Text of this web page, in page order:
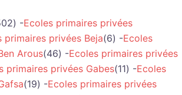
-Ecoles primaires privées
primaires privées Beja(6) -Ecoles
Arous(46) -Ecoles primaires privées
primaires privées Gabes(11) -Ecoles
(19) -Ecoles primaires privées